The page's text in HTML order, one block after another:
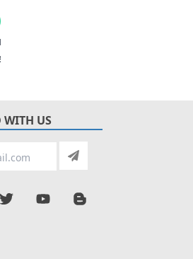
Secara Alami Edisi
Nabawi Menangis Edisi
Tahan Api (Fire-Resistant)
WITH US